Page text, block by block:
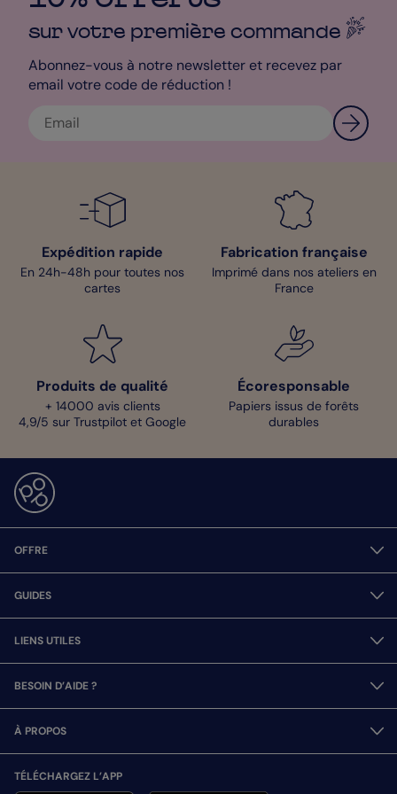
panne d’inspiration ! Ensuite, faites un choix parmi nos 5
papiers haut de gamme et nos 21 couleurs d’enveloppes pour
compléter l’envoi de vosCartes Remerciements Mariage! Le
studio de personnalisation n’attend que vous ! Foncez découvrir
vos possibilités de création !
sur votre première commande
Abonnez-vous à notre newsletter et recevez par
email votre code de réduction !
Expédition rapide
En 24h-48h pour toutes nos
cartes
Fabrication française
Imprimé dans nos ateliers en
France
Produits de qualité
+ 14000 avis clients
4,9/5 sur Trustpilot et Google
Écoresponsable
Papiers issus de forêts
durables
OFFRE
GUIDES
LIENS UTILES
BESOIN D’AIDE ?
À PROPOS
TÉLÉCHARGEZ L’APP